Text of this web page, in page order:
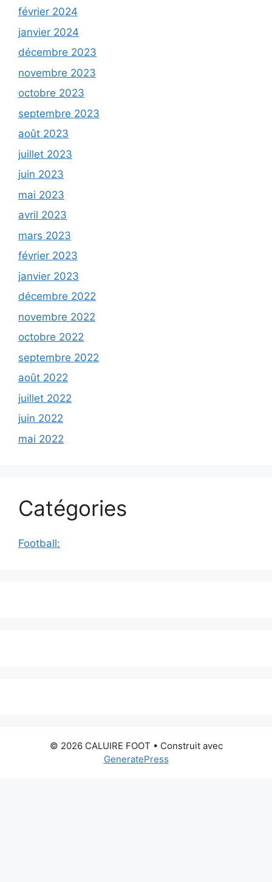
février 2024
janvier 2024
décembre 2023
novembre 2023
octobre 2023
septembre 2023
août 2023
juillet 2023
juin 2023
mai 2023
avril 2023
mars 2023
février 2023
janvier 2023
décembre 2022
novembre 2022
octobre 2022
septembre 2022
août 2022
juillet 2022
juin 2022
mai 2022
Catégories
Football:
© 2026 CALUIRE FOOT • Construit avec
GeneratePress